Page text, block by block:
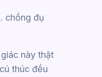
chồng đụ
này thật
thúc đều